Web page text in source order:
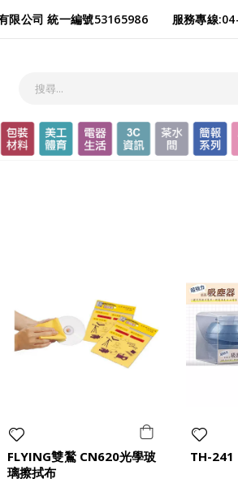
限公司 統一編號53165986 服務專線
FLYING雙鶖 CN620光學玻
璃擦拭布
TH-241